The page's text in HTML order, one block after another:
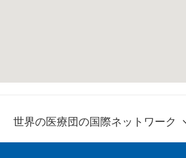
世界の医療団の国際ネットワーク